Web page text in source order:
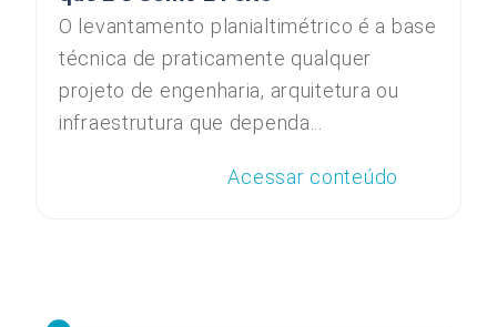
O levantamento planialtimétrico é a base
técnica de praticamente qualquer
projeto de engenharia, arquitetura ou
infraestrutura que dependa...
Acessar conteúdo